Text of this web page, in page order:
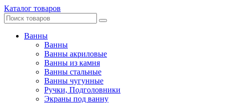
Каталог товаров
Ванны
Ванны
Ванны акриловые
Ванны из камня
Ванны стальные
Ванны чугунные
Ручки, Подголовники
Экраны под ванну